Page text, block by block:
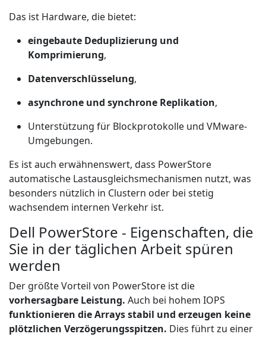
Das ist Hardware, die bietet:
eingebaute Deduplizierung und
Komprimierung,
Datenverschlüsselung,
asynchrone und synchrone Replikation,
Unterstützung für Blockprotokolle und VMware-
Umgebungen.
Es ist auch erwähnenswert, dass PowerStore
automatische Lastausgleichsmechanismen nutzt, was
besonders nützlich in Clustern oder bei stetig
wachsendem internen Verkehr ist.
Dell PowerStore - Eigenschaften, die
Sie in der täglichen Arbeit spüren
werden
Der größte Vorteil von PowerStore ist die
vorhersagbare Leistung. Auch bei hohem IOPS
funktionieren die Arrays stabil und erzeugen keine
plötzlichen Verzögerungsspitzen. Dies führt zu einer